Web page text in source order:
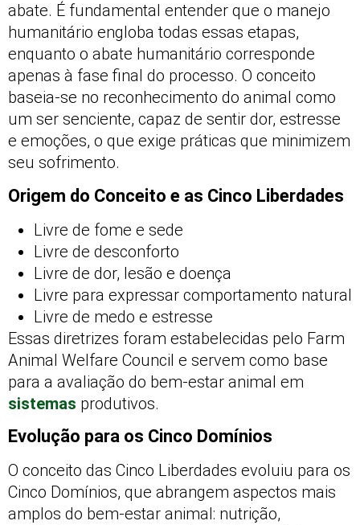
abate. É fundamental entender que o manejo
humanitário engloba todas essas etapas,
enquanto o abate humanitário corresponde
apenas à fase final do processo. O conceito
baseia-se no reconhecimento do animal como
um ser senciente, capaz de sentir dor, estresse
e emoções, o que exige práticas que minimizem
seu sofrimento.
Origem do Conceito e as Cinco Liberdades
Livre de fome e sede
Livre de desconforto
Livre de dor, lesão e doença
Livre para expressar comportamento natural
Livre de medo e estresse
Essas diretrizes foram estabelecidas pelo Farm
Animal Welfare Council e servem como base
para a avaliação do bem-estar animal em
sistemas produtivos.
Evolução para os Cinco Domínios
O conceito das Cinco Liberdades evoluiu para os
Cinco Domínios, que abrangem aspectos mais
amplos do bem-estar animal: nutrição,